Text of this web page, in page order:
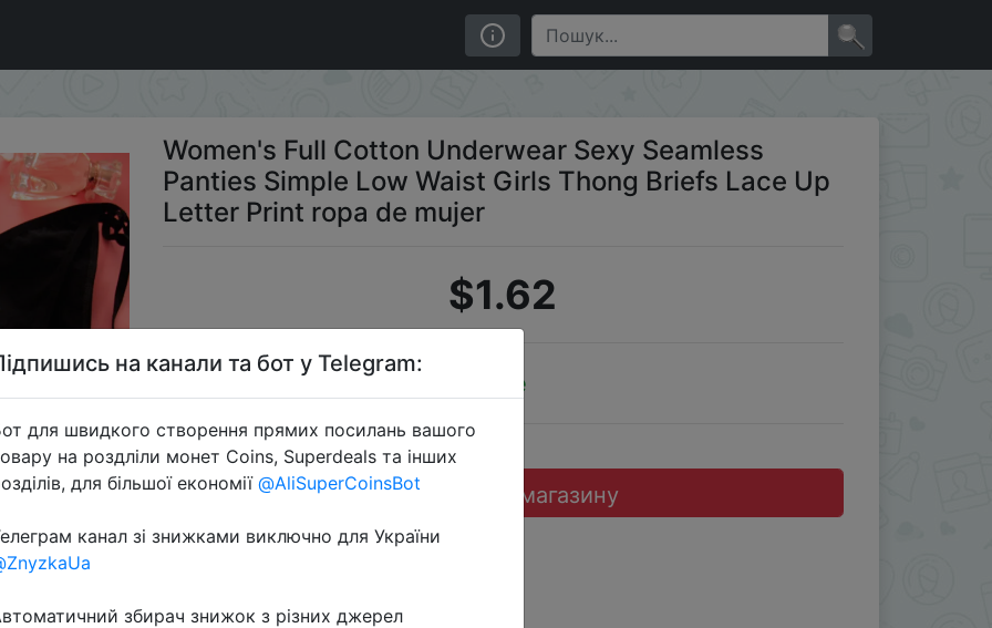
Panties Simple Low Waist Girls Thong Briefs Lace Up Letter Print ropa de mujer
Women's Full Cotton Underwear Sexy Seamless
Panties Simple Low Waist Girls Thong Briefs Lace Up
Letter Print ropa de mujer
$1.62
Sale
Перейти до магазину
на канали та бот у Telegram:
для швидкого створення прямих посилань вашого
на роздліли монет Coins, Superdeals та інших
для більшої економії @AliSuperCoinsBot
канал зі знижками виключно для України
збирач знижок з різних джерел